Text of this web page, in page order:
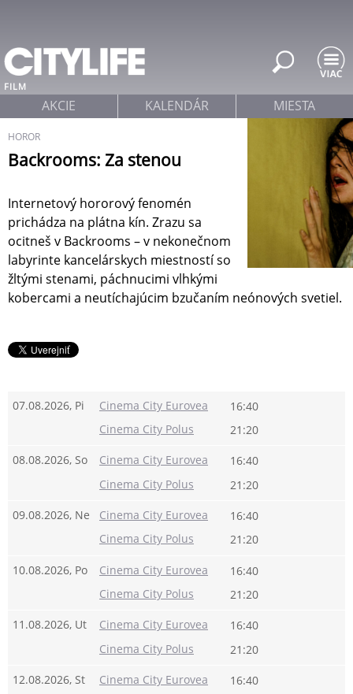
FILM
HOROR
Backrooms: Za stenou
Internetový hororový fenomén
prichádza na plátna kín. Zrazu sa
ocitneš v Backrooms – v nekonečnom
labyrinte kancelárskych miestností so
žltými stenami, páchnucimi vlhkými
kobercami a neutíchajúcim bzučaním neónových svetiel.
07.08.2026, Pi Cinema City Eurovea
16:40
Cinema City Polus
21:20
08.08.2026, So Cinema City Eurovea
16:40
Cinema City Polus
21:20
09.08.2026, Ne Cinema City Eurovea
16:40
Cinema City Polus
21:20
10.08.2026, Po Cinema City Eurovea
16:40
Cinema City Polus
21:20
11.08.2026, Ut Cinema City Eurovea
16:40
Cinema City Polus
21:20
12.08.2026, St Cinema City Eurovea
16:40
AKCIE KALENDÁR MIESTA